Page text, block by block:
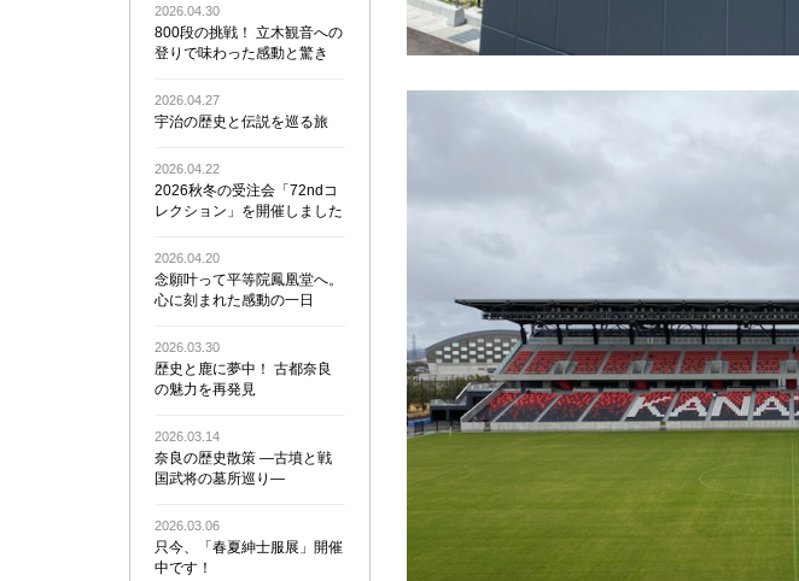
2026.04.30
800段の挑戦！ 立木観音への
登りで味わった感動と驚き
2026.04.27
宇治の歴史と伝説を巡る旅
2026.04.22
2026秋冬の受注会「72ndコ
レクション」を開催しました
2026.04.20
念願叶って平等院鳳凰堂へ。
心に刻まれた感動の一日
2026.03.30
歴史と鹿に夢中！ 古都奈良
の魅力を再発見
2026.03.14
奈良の歴史散策 ―古墳と戦
国武将の墓所巡り―
2026.03.06
只今、「春夏紳士服展」開催
中です！